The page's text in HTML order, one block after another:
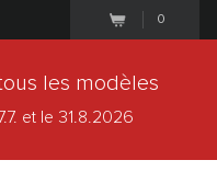
0
les modèles
et le 31.8.2026